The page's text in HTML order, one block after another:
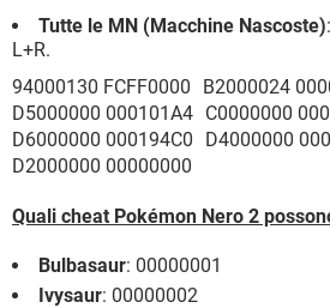
Tutte le MN (Macchine Nascoste)
L+R.
94000130 FCFF0000 B2000024
D5000000 000101A4 C0000000
D6000000 000194C0 D4000000
D2000000 00000000
Quali cheat Pokémon Nero 2
Bulbasaur: 00000001
Ivysaur: 00000002